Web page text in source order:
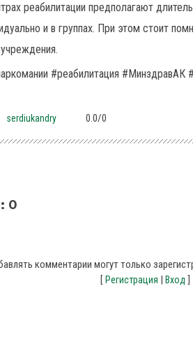
реабилитации предполагают
и в группах. При этом стоит
#реабилитация #МинздравАК
serdiukandry 0.0/0
: 0
комментарии могут только
[ Регистрация | Вход ]